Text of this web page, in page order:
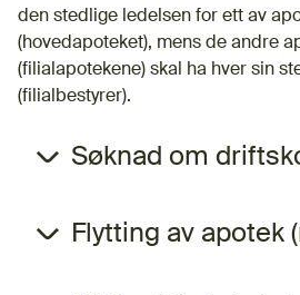
den stedlige ledelsen for ett av
(hovedapoteket), mens de andre
(filialapotekene) skal ha hver sin
(filialbestyrer).
Søknad om
Flytting av apotek